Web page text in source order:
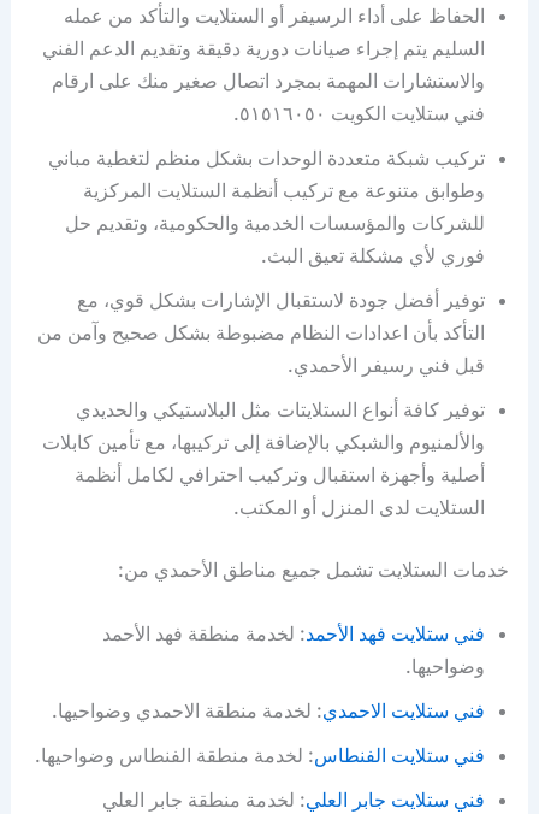
الحفاظ على أداء الرسيفر أو الستلايت والتأكد من عمله
السليم يتم إجراء صيانات دورية دقيقة وتقديم الدعم الفني
والاستشارات المهمة بمجرد اتصال صغير منك على ارقام
فني ستلايت الكويت ٥١٥١٦٠٥٠.
تركيب شبكة متعددة الوحدات بشكل منظم لتغطية مباني
وطوابق متنوعة مع تركيب أنظمة الستلايت المركزية
للشركات والمؤسسات الخدمية والحكومية، وتقديم حل
فوري لأي مشكلة تعيق البث.
توفير أفضل جودة لاستقبال الإشارات بشكل قوي، مع
التأكد بأن اعدادات النظام مضبوطة بشكل صحيح وآمن من
قبل فني رسيفر الأحمدي.
توفير كافة أنواع الستلايتات مثل البلاستيكي والحديدي
والألمنيوم والشبكي بالإضافة إلى تركيبها، مع تأمين كابلات
أصلية وأجهزة استقبال وتركيب احترافي لكامل أنظمة
الستلايت لدى المنزل أو المكتب.
خدمات الستلايت تشمل جميع مناطق الأحمدي من:
فني ستلايت فهد الأحمد: لخدمة منطقة فهد الأحمد
وضواحيها.
فني ستلايت الاحمدي: لخدمة منطقة الاحمدي وضواحيها.
فني ستلايت الفنطاس: لخدمة منطقة الفنطاس وضواحيها.
فني ستلايت جابر العلي: لخدمة منطقة جابر العلي